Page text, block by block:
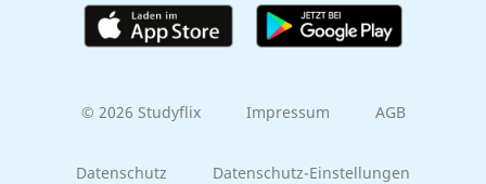
© 2026 Studyflix Impressum AGB
Datenschutz Datenschutz-Einstellungen